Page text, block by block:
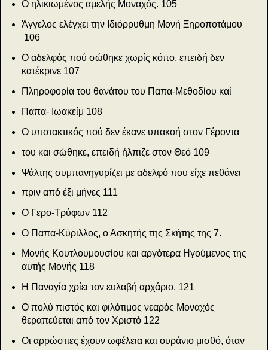
Ο ηλικιωμένος αμελής Μοναχός. 105
Άγγελος ελέγχει την Ιδιόρρυθμη Μονή Ξηροποτάμου
106
Ο αδελφός πού σώθηκε χωρίς κόπο, επειδή δεν
κατέκρινε 107
Πληροφορία του θανάτου του Παπα-Μεθοδίου καί
Παπα- Ιωακείμ 108
Ο υποτακτικός πού δεν έκανε υπακοή στον Γέροντα
του και σώθηκε, επειδή ήλπιζε στον Θεό 109
Ψάλτης συμπανηγυρίζει με αδελφό που είχε πεθάνει
πριν από έξι μήνες 111
Ο Γερο-Τρύφων 112
Ο Παπα-Κύριλλος, ο Ασκητής της Σκήτης της 7.
Μονής Κουτλουμουσίου και αργότερα Ηγούμε­νος της
αυτής Μονής 118
Η Παναγία χρίει τον ευλαβή αρχάριο, 121
Ο πολύ πιστός και φιλότιμος νεαρός Μοναχός
θεραπεύεται από τον Χριστό 122
Οι αρρώστιες έχουν ωφέλεια και ουράνιο μισθό, όταν